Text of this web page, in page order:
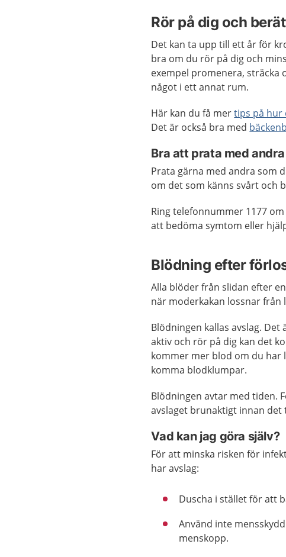
Rör på dig och
Det kan ta upp till ett år för
bra om du rör på dig och
exempel promenera, sträcka
något i ett annat rum.
Här kan du få mertips på hur
Det är också bra med
Bra att prata med andra
Prata gärna med andra som
om det som känns svårt och
Ring telefonnummer 1177
att bedöma symtom eller
Blödning efter
Alla blöder från slidan efter
när moderkakan lossnar från
Blödningen kallas avslag.
aktiv och rör på dig kan det
kommer mer blod om du har
komma blodklumpar.
Blödningen avtar med tiden.
avslaget brunaktigt innan
Vad kan jag göra själv?
För att minska risken för
har avslag:
Duscha i stället för att
Använd inte
menskopp.